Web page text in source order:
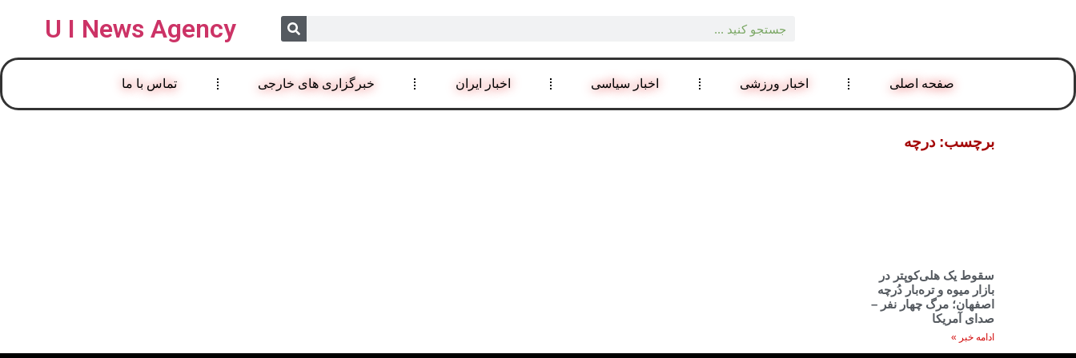
U I News Agency
صفحه اصلی اخبار ورزشی اخبار سیاسی اخبار ایران خبرگزاری های خارجی تماس با ما
برچسب: درچه
سقوط یک هلی‌کوپتر در
بازار میوه و تره‌بار دُرچه
اصفهان؛ مرگ چهار نفر –
صدای آمریکا
ادامه خبر »